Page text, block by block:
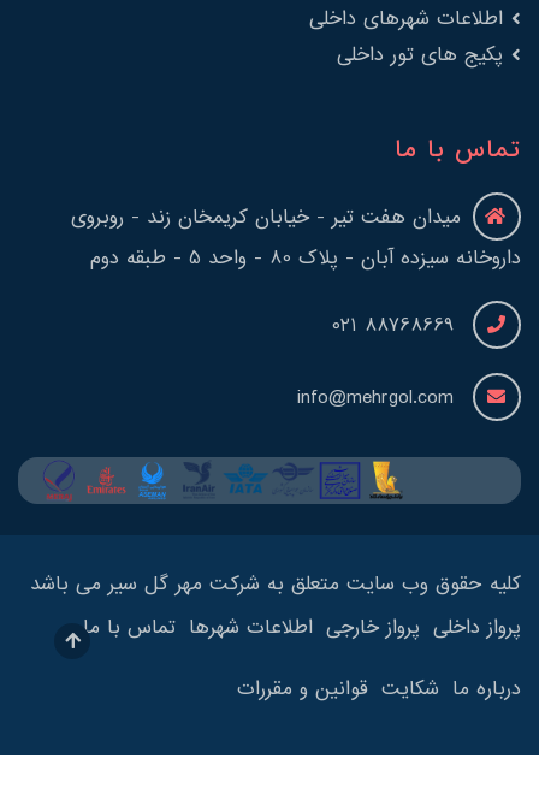
اطلاعات شهرهای داخلی
پکیج های تور داخلی
تماس با ما
میدان هفت تیر - خیابان کریمخان زند - روبروی
داروخانه سیزده آبان - پلاک 80 - واحد 5 - طبقه دوم
88768669 021
info@mehrgol.com
کلیه حقوق وب سایت متعلق به شرکت مهر گل سیر می باشد
پرواز داخلی پرواز خارجی اطلاعات شهرها تماس با ما
درباره ما شکایت قوانین و مقررات